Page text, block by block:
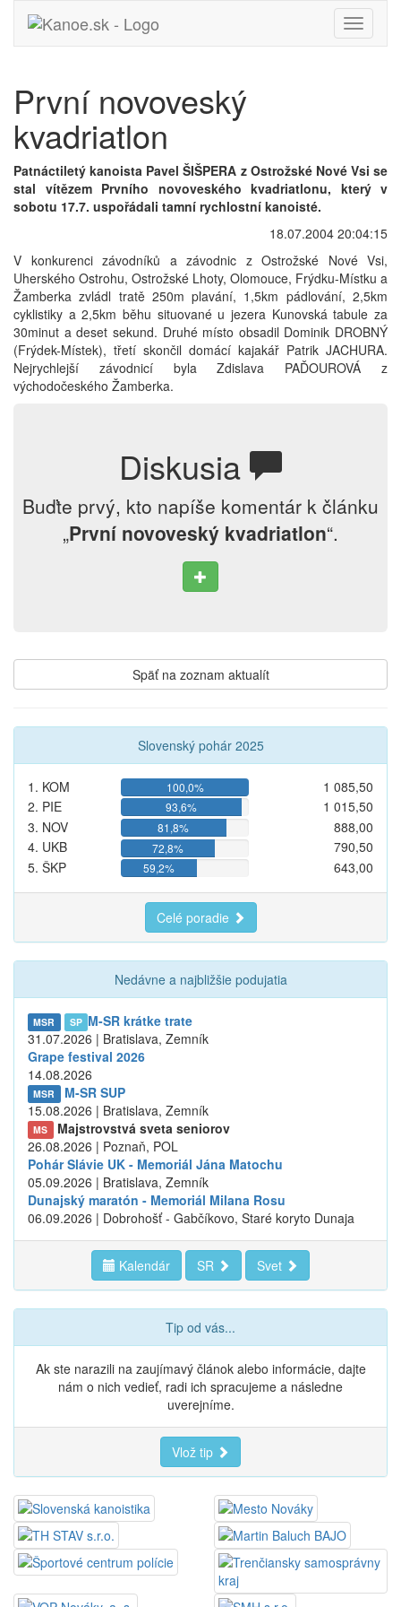
Toggle
První novoveský
kvadriatlon
Patnáctiletý kanoista Pavel ŠIŠPERA z Ostrožské Nové Vsi se
stal vítězem Prvního novoveského kvadriatlonu, který v
sobotu 17.7. uspořádali tamní rychlostní kanoisté.
18.07.2004 20:04:15
V konkurenci závodníků a závodnic z Ostrožské Nové Vsi,
Uherského Ostrohu, Ostrožské Lhoty, Olomouce, Frýdku-Místku a
Žamberka zvládl tratě 250m plavání, 1,5km pádlování, 2,5km
cyklistiky a 2,5km běhu situované u jezera Kunovská tabule za
30minut a deset sekund. Druhé místo obsadil Dominik DROBNÝ
(Frýdek-Místek), třetí skončil domácí kajakář Patrik JACHURA.
Nejrychlejší závodnicí byla Zdislava PAĎOUROVÁ z
východočeského Žamberka.
Diskusia
Buďte prvý, kto napíše komentár k článku
„První novoveský kvadriatlon“.
Späť na zoznam aktualít
Slovenský pohár 2025
1. KOM 100,0%
1 085,50
2. PIE
93,6%
1 015,50
3. NOV
81,8%
888,00
4. UKB
72,8%
790,50
5. ŠKP
59,2% 643,00
Celé poradie
Nedávne a najbližšie podujatia
MSR SP M-SR krátke trate
31.07.2026 | Bratislava, Zemník
Grape festival 2026
14.08.2026
MSR
M-SR SUP
15.08.2026 | Bratislava, Zemník
MS
Majstrovstvá sveta seniorov
26.08.2026 | Poznaň, POL
Pohár Slávie UK - Memoriál Jána Matochu
05.09.2026 | Bratislava, Zemník
Dunajský maratón - Memoriál Milana Rosu
06.09.2026 | Dobrohošť - Gabčíkovo, Staré koryto Dunaja
Kalendár SR Svet
Tip od vás...
Ak ste narazili na zaujímavý článok alebo informácie, dajte
nám o nich vedieť, radi ich spracujeme a následne
uverejníme.
Vlož tip